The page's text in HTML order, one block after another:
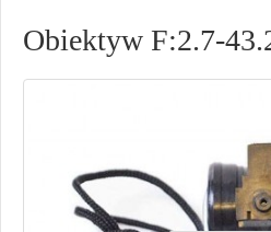
Obiektyw F:2.7-